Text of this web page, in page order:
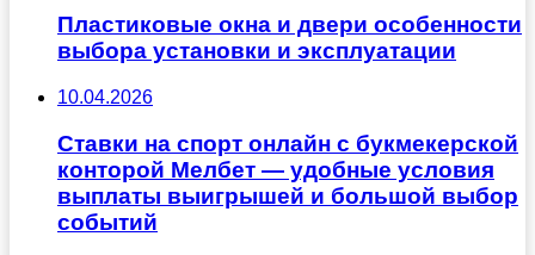
Пластиковые окна и двери особенности
выбора установки и эксплуатации
10.04.2026
Ставки на спорт онлайн с букмекерской
конторой Мелбет — удобные условия
выплаты выигрышей и большой выбор
событий